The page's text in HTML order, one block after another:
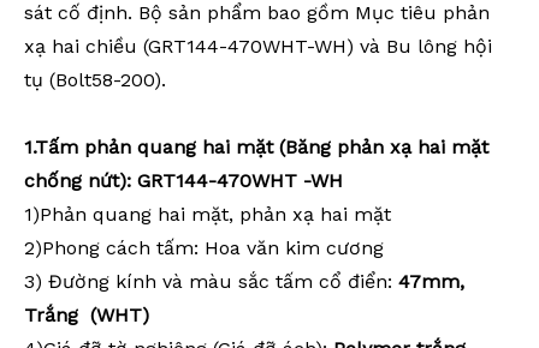
sát cố định. Bộ sản phẩm bao gồm Mục tiêu phản
xạ hai chiều (GRT144-470WHT-WH) và Bu lông hội
tụ (Bolt58-200).
1.Tấm phản quang hai mặt (Băng phản xạ hai mặt
chống nứt): GRT144-470WHT -WH
1)Phản quang hai mặt, phản xạ hai mặt
2)Phong cách tấm: Hoa văn kim cương
3) Đường kính và màu sắc tấm cổ điển: 47mm,
Trắng (WHT)